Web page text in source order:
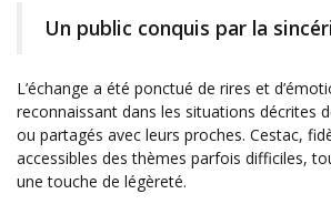
Un public conquis par la
L’échange a été ponctué de rires et
reconnaissant dans les situations décrites
ou partagés avec leurs proches. Cestac,
accessibles des thèmes parfois difficiles,
une touche de légèreté.